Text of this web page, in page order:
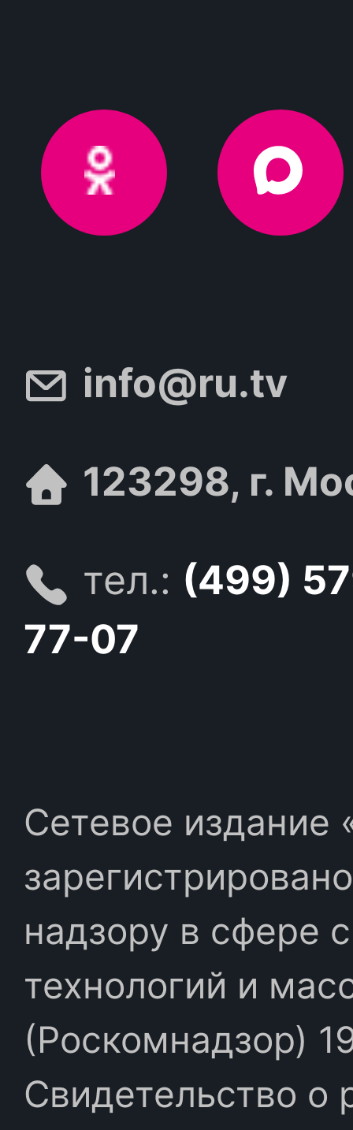
info@ru.tv
123298, г.
тел.: (499)
77-07
Сетевое издание
надзору в сфере
технологий и
(Роскомнадзор)
Свидетельство